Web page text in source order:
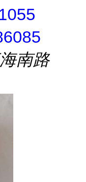
南路